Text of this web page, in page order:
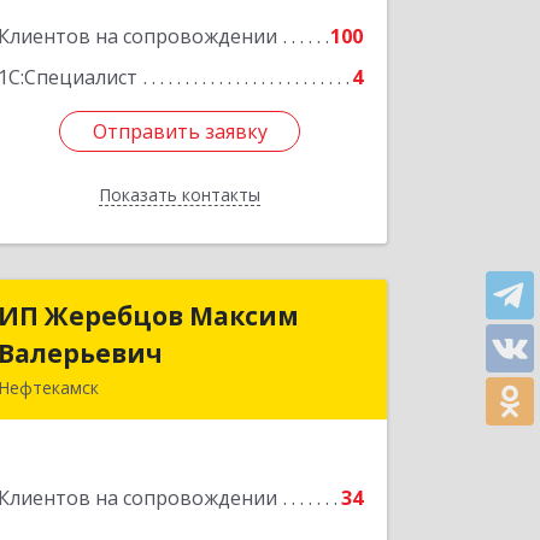
Клиентов на сопровождении
100
1С:Специалист
4
Отправить заявку
Показать контакты
Отправить заявку
Назад
ИП Жеребцов Максим
Валерьевич
Нефтекамск
Клиентов на сопровождении 34
ИП Жеребцов Максим